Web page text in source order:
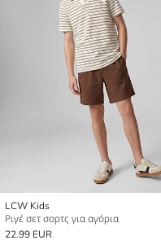
LCW Kids
Ριγέ σετ σορτς για αγόρια
22.99 EUR